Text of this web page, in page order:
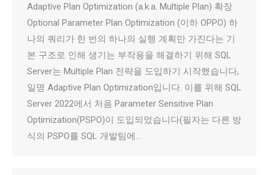
Adaptive Plan Optimization (a.k.a. Multiple Plan) 확장
Optional Parameter Plan Optimization (이하 OPPO) 하
나의 쿼리가 한 번의 하나의 실행 계획만 가진다는 기
본 구조로 인해 생기는 부작용을 해결하기 위해 SQL
Server는 Multiple Plan 전략을 도입하기 시작했습니다,
일명 Adaptive Plan Optimization입니다. 이를 위해 SQL
Server 2022에서 처음 Parameter Sensitive Plan
Optimization(PSPO)이 도입되었습니다(필자는 다른 방
식의 PSPO를 SQL 개발팀에…